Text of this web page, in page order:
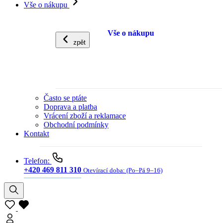
Vše o nákupu
zpět
Vše o nákupu
Často se ptáte
Doprava a platba
Vrácení zboží a reklamace
Obchodní podmínky
Kontakt
Telefon:
+420 469 811 310 Otevírací doba: (Po–Pá 9–16)